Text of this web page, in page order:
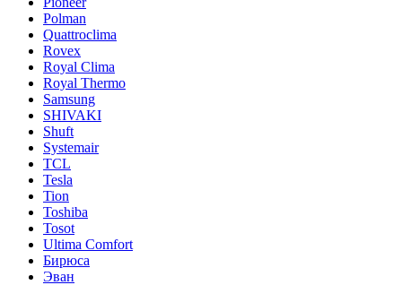
Polman
Quattroclima
Rovex
Royal Clima
Royal Thermo
Samsung
SHIVAKI
Shuft
Systemair
TCL
Tesla
Tion
Toshiba
Tosot
Ultima Comfort
Бирюса
Эван